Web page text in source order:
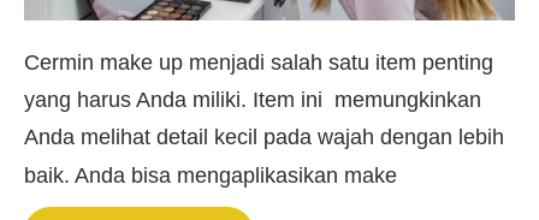
Cermin make up menjadi salah satu item penting
yang harus Anda miliki. Item ini memungkinkan
Anda melihat detail kecil pada wajah dengan lebih
baik. Anda bisa mengaplikasikan make